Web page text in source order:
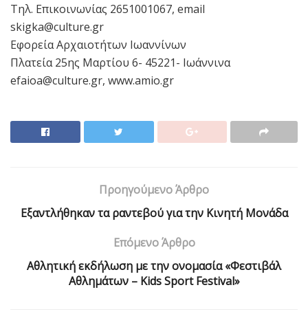
Τηλ. Επικοινωνίας 2651001067, email
skigka@culture.gr
Εφορεία Αρχαιοτήτων Ιωαννίνων
Πλατεία 25ης Μαρτίου 6- 45221- Ιωάννινα
efaioa@culture.gr, www.amio.gr
Προηγούμενο Άρθρο
Εξαντλήθηκαν τα ραντεβού για την Κινητή Μονάδα
Επόμενο Άρθρο
Aθλητική εκδήλωση με την ονομασία «Φεστιβάλ
Αθλημάτων – Kids Sport Festival»